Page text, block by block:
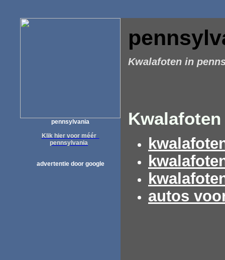
pennsylvania
Klik hier voor méér
pennsylvania
advertentie door google
Kwalafoten in
autos